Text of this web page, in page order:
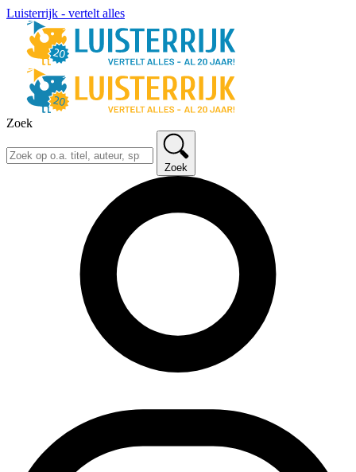
Luisterrijk - vertelt alles
Zoek
Zoek